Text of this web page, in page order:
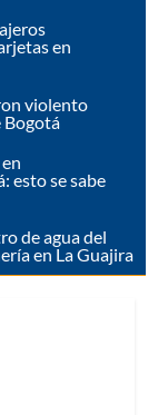
en
violento
Bogotá
esto se sabe
de agua del
en La Guajira